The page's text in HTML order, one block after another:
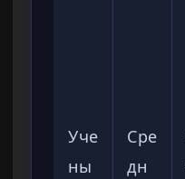
Уче
ны
Сре
дн